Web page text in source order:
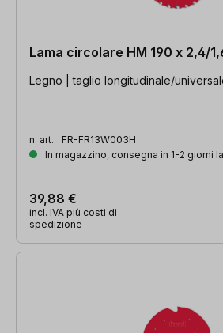
Lama circolare HM 190 x 2,4/
Legno | taglio longitudinale/
n. art.: FR-FR13W003H
In magazzino, consegna in 1-2 giorni
39,88 €
incl. IVA più costi di
spedizione